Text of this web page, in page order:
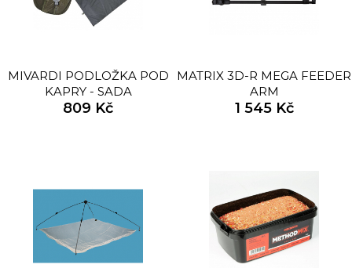
MIVARDI PODLOŽKA POD
KAPRY - SADA
809 Kč
MATRIX 3D-R MEGA FEEDER
ARM
1 545 Kč